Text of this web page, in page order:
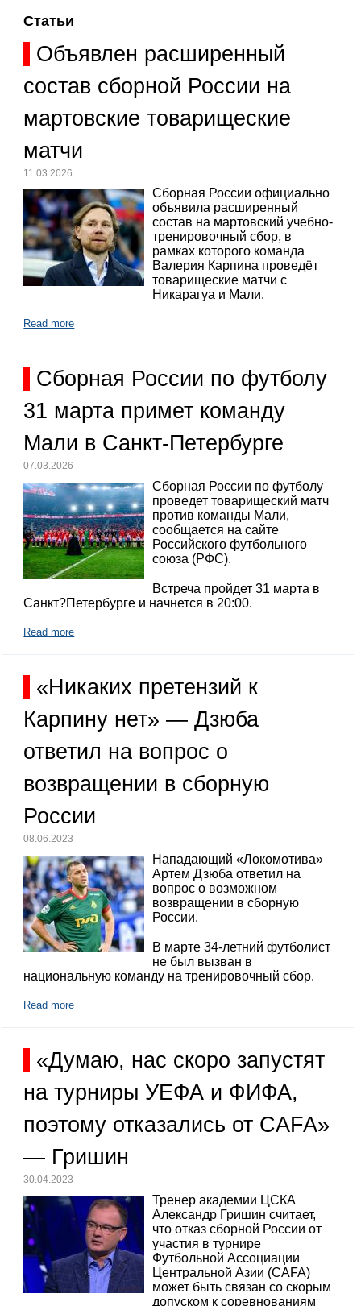
Статьи
Объявлен расширенный
состав сборной России на
мартовские товарищеские
матчи
11.03.2026
Сборная России официально
объявила расширенный
состав на мартовский учебно-
тренировочный сбор, в
рамках которого команда
Валерия Карпина проведёт
товарищеские матчи с
Никарагуа и Мали.
Read more
Сборная России по футболу
31 марта примет команду
Мали в Санкт-Петербурге
07.03.2026
Сборная России по футболу
проведет товарищеский матч
против команды Мали,
сообщается на сайте
Российского футбольного
союза (РФС).
Встреча пройдет 31 марта в
Санкт?Петербурге и начнется в 20:00.
Read more
«Никаких претензий к
Карпину нет» — Дзюба
ответил на вопрос о
возвращении в сборную
России
08.06.2023
Нападающий «Локомотива»
Артем Дзюба ответил на
вопрос о возможном
возвращении в сборную
России.
В марте 34-летний футболист
не был вызван в
национальную команду на тренировочный сбор.
Read more
«Думаю, нас скоро запустят
на турниры УЕФА и ФИФА,
поэтому отказались от CAFA»
— Гришин
30.04.2023
Тренер академии ЦСКА
Александр Гришин считает,
что отказ сборной России от
участия в турнире
Футбольной Ассоциации
Центральной Азии (CAFA)
может быть связан со скорым
допуском к соревнованиям